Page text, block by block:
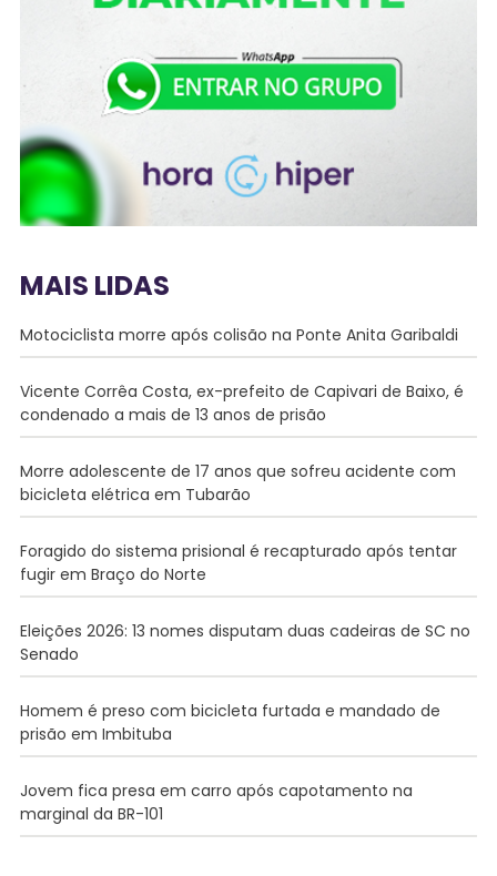
MAIS LIDAS
Motociclista morre após colisão na Ponte Anita Garibaldi
Vicente Corrêa Costa, ex-prefeito de Capivari de Baixo, é
condenado a mais de 13 anos de prisão
Morre adolescente de 17 anos que sofreu acidente com
bicicleta elétrica em Tubarão
Foragido do sistema prisional é recapturado após tentar
fugir em Braço do Norte
Eleições 2026: 13 nomes disputam duas cadeiras de SC no
Senado
Homem é preso com bicicleta furtada e mandado de
prisão em Imbituba
Jovem fica presa em carro após capotamento na
marginal da BR-101